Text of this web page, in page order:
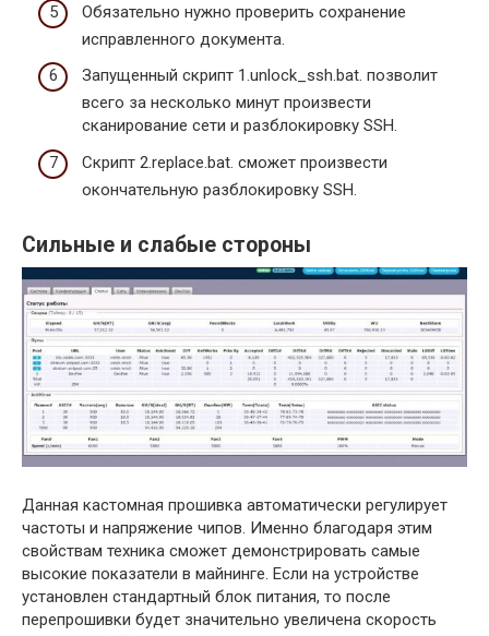
Обязательно нужно проверить сохранение
исправленного документа.
Запущенный скрипт 1.unlock_ssh.bat. позволит
всего за несколько минут произвести
сканирование сети и разблокировку SSH.
Скрипт 2.replace.bat. сможет произвести
окончательную разблокировку SSH.
Сильные и слабые стороны
Данная кастомная прошивка автоматически регулирует
частоты и напряжение чипов. Именно благодаря этим
свойствам техника сможет демонстрировать самые
высокие показатели в майнинге. Если на устройстве
установлен стандартный блок питания, то после
перепрошивки будет значительно увеличена скорость